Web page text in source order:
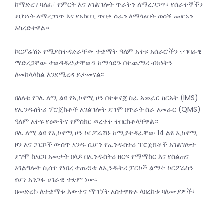
ከማድረግ ባለፈ፣ የምርት እና አገልግሎት ጥራትን ለማረጋጋጥ፣ የሰራተኞችን
ደህንነት ለማረጋገጥ እና የአካባቢ ጥበቃ ስራን ለማጎልበት ወሳኝ መሆኑን
አስረድተዋል።
ኮርፖሬሽኑ የሚያስተዳድራቸው ተቋማት ዓለም አቀፍ አሰራሮችን ተግባራዊ
ማድረጋቸው ተወዳዳሪነታቸውን ከማሳደጉ በተጨማሪ ብክነትን
ለመከላላከል እንደሚረዳ ይታመናል፡፡
በዕለቱ የቦሌ ለሚ ልዩ የኢኮኖሚ ዞን በተቀናጀ ስራ አመራር ስርአት (IMS)
የኢንዱስትሪ ፕሮጀክቶች አገልግሎት ደግሞ በጥራት ስራ አመራር (QMS)
ዓለም አቀፍ የዕውቅና የምስክር ወረቀት ተበርክቶላቸዋል።
ቦሌ ለሚ ልዩ የኢኮኖሚ ዞን ኮርፖሬሽኑ ከሚያተዳራቸው 14 ልዩ ኢከኖሚ
ዞን እና ፓርኮች ውስጥ አንዱ ሲሆን የኢንዱስትሪ ፕሮጀክቶች አገልግሎት
ደግሞ ከአርባ አመታት በላይ በኢንዱስትሪ ዘርፍ የማማከር እና የስልጠና
አገልግሎት ሲሰጥ የነበረ ተጠሪነቱ ለኢንዱትሪ ፓርኮች ልማት ኮርፖሬስን
የሆነ አንጋፋ ሀገራዊ ተቋም ነው፡፡
በመድረኩ ለተቋማቱ እውቀና ማግኘት አስተዋጽኦ ላበረከቱ ባለሙያዎች፣